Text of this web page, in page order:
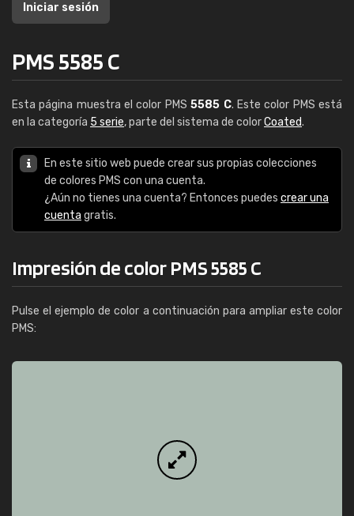
Iniciar sesión
PMS 5585 C
Esta página muestra el color PMS5585 C. Este color PMS está
en la categoría 5 serie, parte del sistema de colorCoated.
En este sitio web puede crear sus propias colecciones
de colores PMS con una cuenta.
¿Aún no tienes una cuenta? Entonces puedes crear una
cuenta gratis.
Impresión de color PMS 5585 C
Pulse el ejemplo de color a continuación para ampliar este color
PMS: